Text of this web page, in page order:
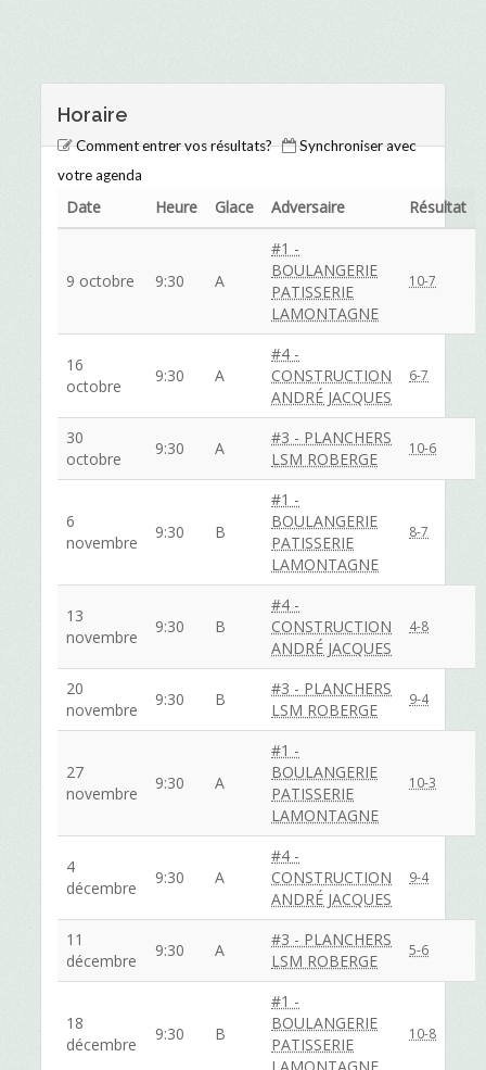
Horaire
Comment entrer vos résultats?
Synchroniser avec
votre agenda
Date Heure Glace Adversaire Résultat
9 octobre 9:30 A
#1 -
BOULANGERIE
PATISSERIE
LAMONTAGNE
10-7
16
octobre
9:30 A
#4 -
CONSTRUCTION
ANDRÉ JACQUES
6-7
30
octobre
9:30 A
#3 - PLANCHERS
LSM ROBERGE
10-6
6
novembre
9:30 B
#1 -
BOULANGERIE
PATISSERIE
LAMONTAGNE
8-7
13
novembre
9:30 B
#4 -
CONSTRUCTION
ANDRÉ JACQUES
4-8
20
novembre
9:30 B
#3 - PLANCHERS
LSM ROBERGE
9-4
27
novembre
9:30 A
#1 -
BOULANGERIE
PATISSERIE
LAMONTAGNE
10-3
4
décembre
9:30 A
#4 -
CONSTRUCTION
ANDRÉ JACQUES
9-4
11
décembre
9:30 A
#3 - PLANCHERS
LSM ROBERGE
5-6
18
décembre
9:30 B
#1 -
BOULANGERIE
PATISSERIE
10-8